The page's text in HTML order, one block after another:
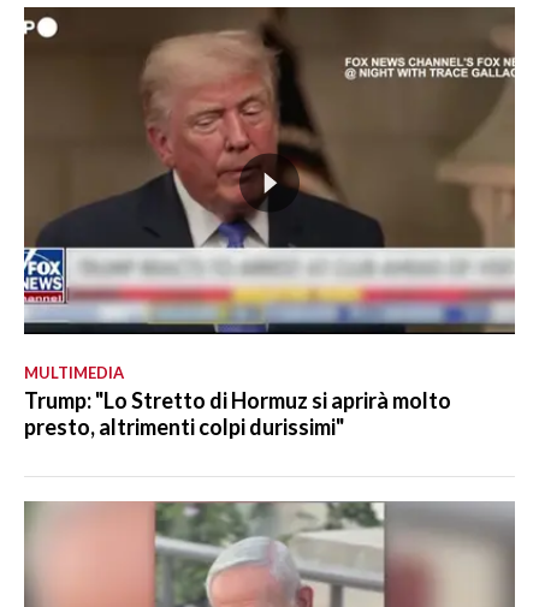
MULTIMEDIA
Trump: "Lo Stretto di Hormuz si aprirà molto
presto, altrimenti colpi durissimi"